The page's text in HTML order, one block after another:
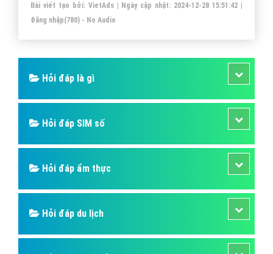
SEO sẽ không chỉ gây tốn kém về mặt thời gian, mà
còn cả tiền bạc và công sức của doanh nghiệp.
Bài viết tạo bởi: VietAds| Ngày cập nhật: 2024-12-28 15:51:42 |
Đăng nhập(780) - No Audio
Hỏi đáp là gì
Hỏi đáp SIM số
Hỏi đáp ẩm thực
Hỏi đáp du lịch